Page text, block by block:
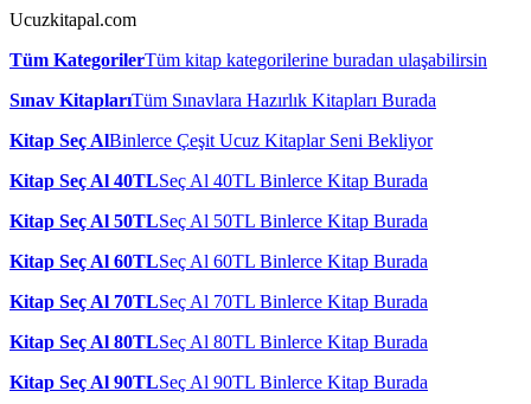
Ucuzkitapal.com
Tüm KategorilerTüm kitap kategorilerine buradan ulaşabilirsin
Sınav KitaplarıTüm Sınavlara Hazırlık Kitapları Burada
Kitap Seç AlBinlerce Çeşit Ucuz Kitaplar Seni Bekliyor
Kitap Seç Al 40TLSeç Al 40TL Binlerce Kitap Burada
Kitap Seç Al 50TLSeç Al 50TL Binlerce Kitap Burada
Kitap Seç Al 60TLSeç Al 60TL Binlerce Kitap Burada
Kitap Seç Al 70TLSeç Al 70TL Binlerce Kitap Burada
Kitap Seç Al 80TLSeç Al 80TL Binlerce Kitap Burada
Kitap Seç Al 90TLSeç Al 90TL Binlerce Kitap Burada